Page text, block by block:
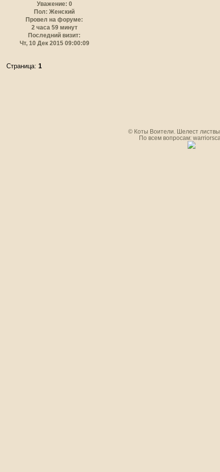
Уважение: 0
Пол: Женский
Провел на форуме:
2 часа 59 минут
Последний визит:
Чт, 10 Дек 2015 09:00:09
Страница: 1
© Коты Воители. Шелест
По всем вопросам: